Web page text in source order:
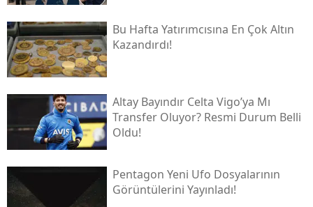
Bu Hafta Yatırımcısına En Çok Altın
Kazandırdı!
Altay Bayındır Celta Vigo’ya Mı
Transfer Oluyor? Resmi Durum Belli
Oldu!
Pentagon Yeni Ufo Dosyalarının
Görüntülerini Yayınladı!